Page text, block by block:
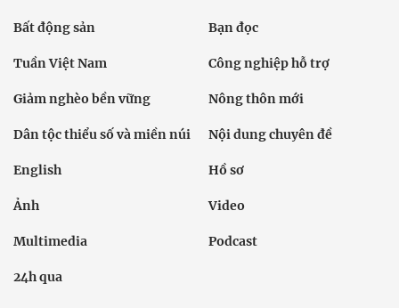
Bất động sản Bạn đọc
Tuần Việt Nam Công nghiệp hỗ trợ
Giảm nghèo bền vững Nông thôn mới
Dân tộc thiểu số và miền núi Nội dung chuyên đề
English Hồ sơ
Ảnh Video
Multimedia Podcast
24h qua